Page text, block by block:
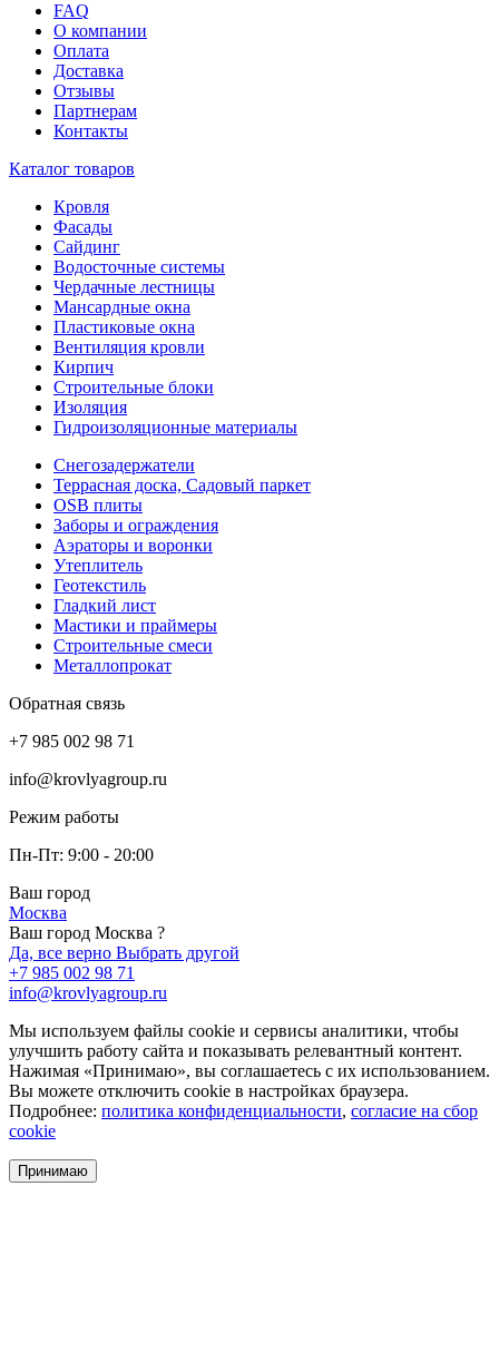
FAQ
О компании
Оплата
Доставка
Отзывы
Партнерам
Контакты
Каталог товаров
Кровля
Фасады
Сайдинг
Водосточные системы
Чердачные лестницы
Мансардные окна
Пластиковые окна
Вентиляция кровли
Кирпич
Строительные блоки
Изоляция
Гидроизоляционные материалы
Снегозадержатели
Террасная доска, Садовый паркет
OSB плиты
Заборы и ограждения
Аэраторы и воронки
Утеплитель
Геотекстиль
Гладкий лист
Мастики и праймеры
Строительные смеси
Металлопрокат
Обратная связь
+7 985 002 98 71
info@krovlyagroup.ru
Режим работы
Пн-Пт: 9:00 - 20:00
Ваш город
Москва
Ваш город Москва ?
Да, все верно Выбрать другой
+7 985 002 98 71
info@krovlyagroup.ru
Мы используем файлы cookie и сервисы аналитики, чтобы
улучшить работу сайта и показывать релевантный контент.
Нажимая «Принимаю», вы соглашаетесь с их использованием.
Вы можете отключить cookie в настройках браузера.
Подробнее: политика конфиденциальности, согласие на сбор
cookie
Принимаю